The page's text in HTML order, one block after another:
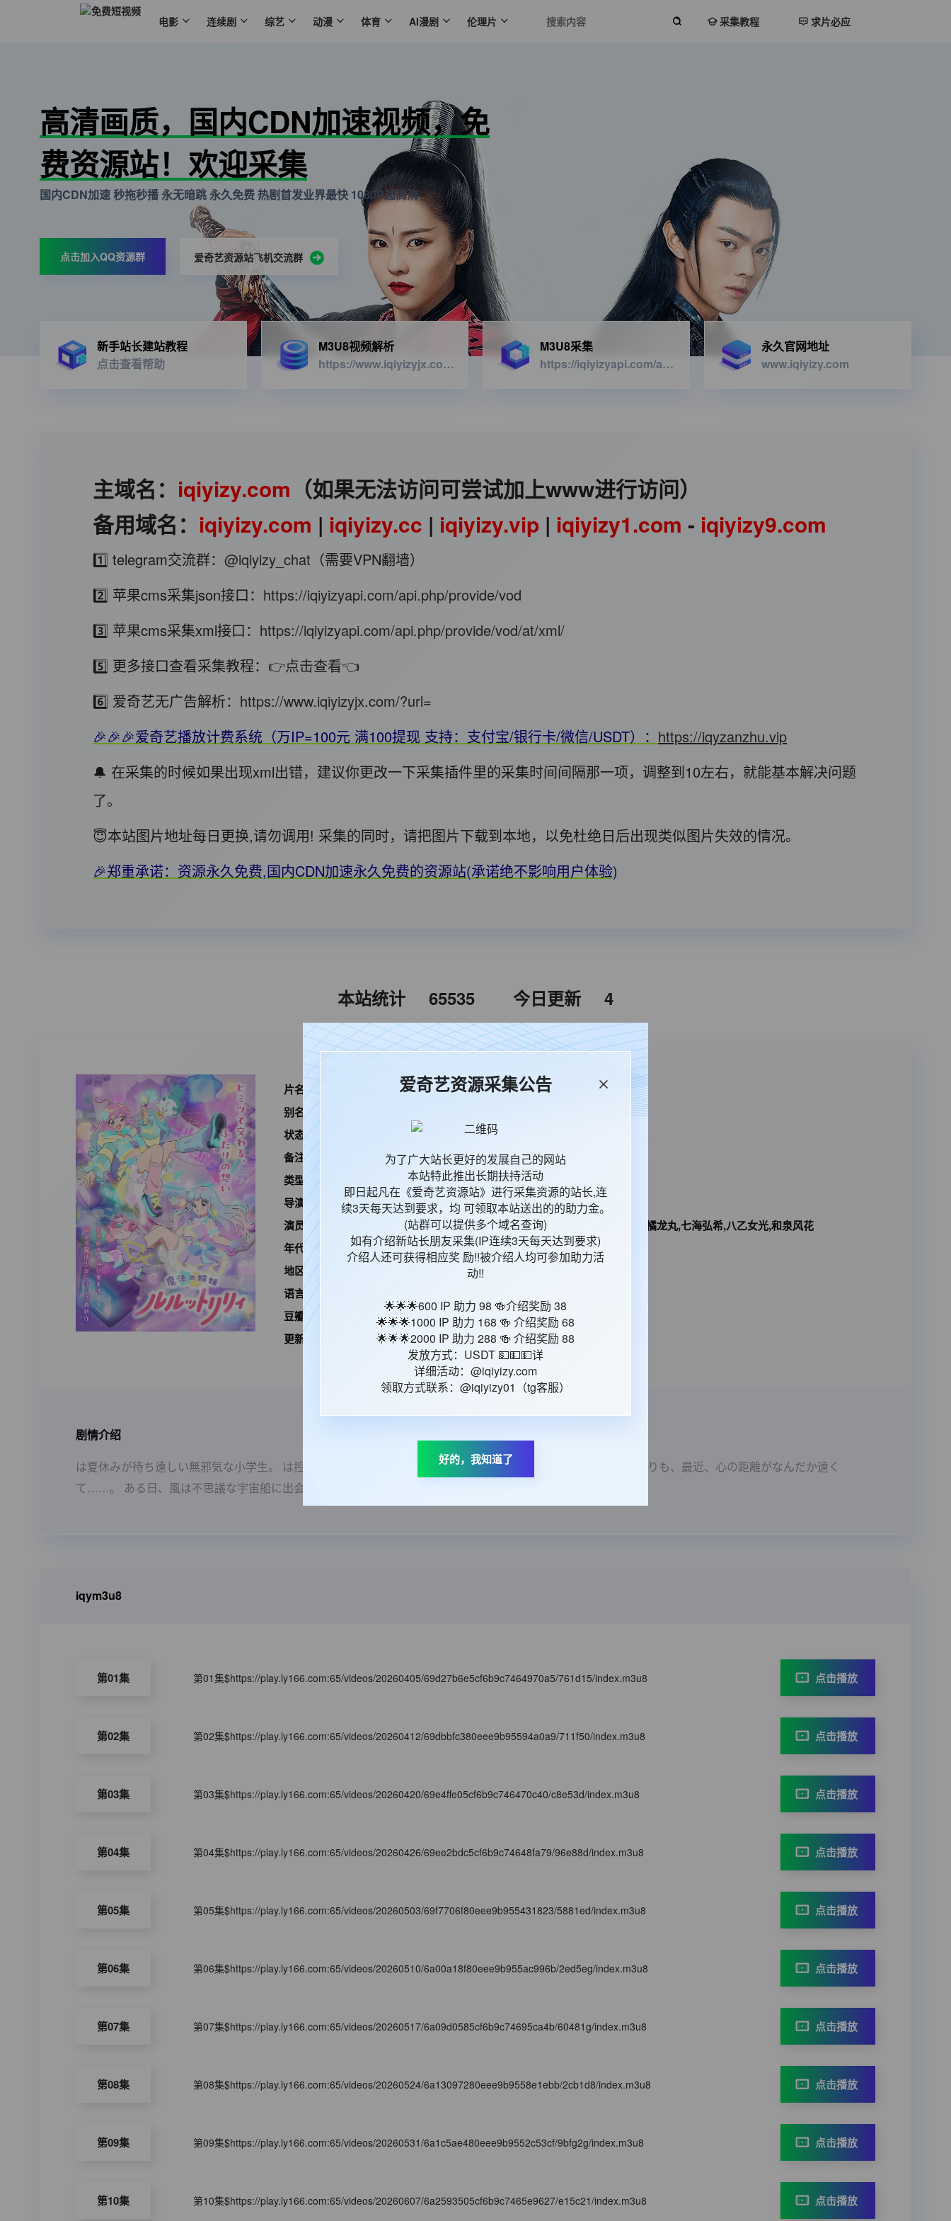
电影 连续剧 综艺 动漫 体育 AI漫剧 伦理片 采集教程 求片必应
高清画质，国内CDN加速视频，免
费资源站！欢迎采集
国内CDN加速 秒拖秒播 永无暗跳 永久免费 热剧首发业界最快 1080P超高清
点击加入QQ资源群 爱奇艺资源站飞机交流群
新手站长建站教程
点击查看帮助
M3U8视频解析
https://www.iqiyizyjx.com/?url=
M3U8采集
https://iqiyizyapi.com/api.php/provide/vod/from/snm3u8/at/xml
永久官网地址
www.iqiyizy.com
主域名： iqiyizy.com （如果无法访问可尝试加上www进行访问）
备用域名： iqiyizy.com | iqiyizy.cc | iqiyizy.vip | iqiyizy1.com - iqiyizy9.com
1️⃣ telegram交流群： @iqiyizy_chat （需要VPN翻墙）
2️⃣ 苹果cms采集json接口： https://iqiyizyapi.com/api.php/provide/vod
3️⃣ 苹果cms采集xml接口： https://iqiyizyapi.com/api.php/provide/vod/at/xml/
5️⃣ 更多接口查看采集教程： 👉点击查看👈
6️⃣ 爱奇艺无广告解析： https://www.iqiyizyjx.com/?url=
🎉🎉🎉爱奇艺播放计费系统（万IP=100元 满100提现 支持：支付宝/银行卡/微信/USDT）： https://iqyzanzhu.vip
🔔 在采集的时候如果出现xml出错，建议你更改一下采集插件里的采集时间间隔那一项，调整到10左右，就能基本解决问题
了。
😇本站图片地址每日更换,请勿调用! 采集的同时，请把图片下载到本地，以免杜绝日后出现类似图片失效的情况。
🎉郑重承诺：资源永久免费,国内CDN加速永久免费的资源站(承诺绝不影响用户体验)
本站统计 65535 今日更新 4
片名： 魔法姐妹露露与莉莉
别名：
状态：
备注：
类型：
导演： 道解慎太郎
演员： 远藤绫,茅野爱衣,杉田智和,水岛裕,大原惠美,天崎滉平,太田贵子,笠间淳,橘龙丸,七海弘希,八乙女光,和泉风花
年代：
地区：
语言：
豆瓣ID：
更新时间：
2026-06-21 23:50:47
剧情介绍
は夏休みが待ち遠しい無邪気な小学生。 は控えめだけど頑張り屋さんの中学生。 むかしは仲良し姉妹だったふたりも、最近、心の距離がなんだか遠く
て……。 ある日、風は不思議な宇宙船に出会い、魔法の力を授かる...
iqym3u8
第01集 第01集$https://play.ly166.com:65/videos/20260405/69d27b6e5cf6b9c7464970a5/761d15/index.m3u8 点击播放
第02集 第02集$https://play.ly166.com:65/videos/20260412/69dbbfc380eee9b95594a0a9/711f50/index.m3u8 点击播放
第03集 第03集$https://play.ly166.com:65/videos/20260420/69e4ffe05cf6b9c746470c40/c8e53d/index.m3u8 点击播放
第04集 第04集$https://play.ly166.com:65/videos/20260426/69ee2bdc5cf6b9c74648fa79/96e88d/index.m3u8 点击播放
第05集 第05集$https://play.ly166.com:65/videos/20260503/69f7706f80eee9b955431823/5881ed/index.m3u8 点击播放
第06集 第06集$https://play.ly166.com:65/videos/20260510/6a00a18f80eee9b955ac996b/2ed5eg/index.m3u8 点击播放
第07集 第07集$https://play.ly166.com:65/videos/20260517/6a09d0585cf6b9c74695ca4b/60481g/index.m3u8 点击播放
第08集 第08集$https://play.ly166.com:65/videos/20260524/6a13097280eee9b9558e1ebb/2cb1d8/index.m3u8 点击播放
第09集 第09集$https://play.ly166.com:65/videos/20260531/6a1c5ae480eee9b9552c53cf/9bfg2g/index.m3u8 点击播放
第10集 第10集$https://play.ly166.com:65/videos/20260607/6a2593505cf6b9c7465e9627/e15c21/index.m3u8 点击播放
爱奇艺资源采集公告
为了广大站长更好的发展自己的网站
本站特此推出长期扶持活动
即日起凡在《爱奇艺资源站》进行采集资源的站长,连
续3天每天达到要求，均 可领取本站送出的的助力金。
(站群可以提供多个域名查询)
如有介绍新站长朋友采集(IP连续3天每天达到要求)
介绍人还可获得相应奖 励!!被介绍人均可参加助力活
动!!
🌟🌟🌟600 IP 助力 98 🍻介绍奖励 38
🌟🌟🌟1000 IP 助力 168 🍻 介绍奖励 68
🌟🌟🌟2000 IP 助力 288 🍻 介绍奖励 88
发放方式：USDT 💵💵💵详
详细活动：@iqiyizy.com
领取方式联系：@iqiyizy01（tg客服）
好的，我知道了